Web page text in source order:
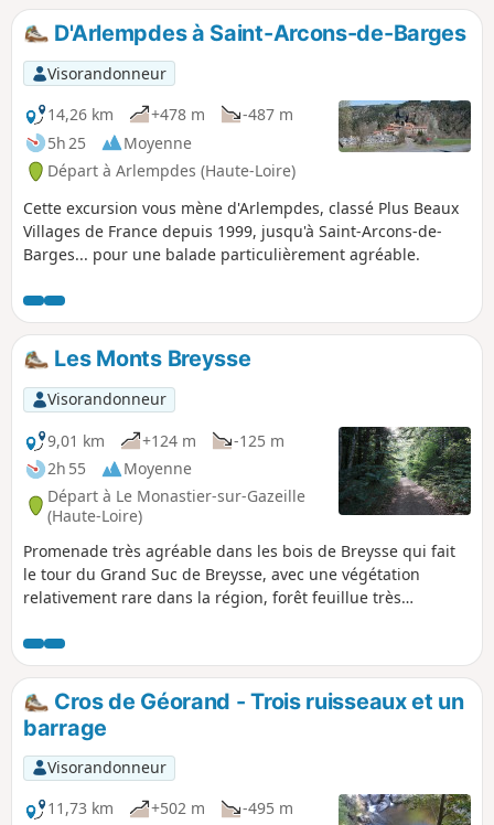
D'Arlempdes à Saint-Arcons-de-Barges
Visorandonneur
14,26 km
+478 m
-487 m
5h 25
Moyenne
Départ à Arlempdes (Haute-Loire)
Cette excursion vous mène d'Arlempdes, classé Plus Beaux
Villages de France depuis 1999, jusqu'à Saint-Arcons-de-
Barges... pour une balade particulièrement agréable.
Les Monts Breysse
Visorandonneur
9,01 km
+124 m
-125 m
2h 55
Moyenne
Départ à Le Monastier-sur-Gazeille
(Haute-Loire)
Promenade très agréable dans les bois de Breysse qui fait
le tour du Grand Suc de Breysse, avec une végétation
relativement rare dans la région, forêt feuillue très
Bouchet sont également très accueillants. Le dénivelé est
faible, le terrain en bon état et l’ensoleillement limité. Cette
balade est donc idéale pour une promenade en famille, un
jour de chaleur.
Cros de Géorand - Trois ruisseaux et un
barrage
Visorandonneur
11,73 km
+502 m
-495 m